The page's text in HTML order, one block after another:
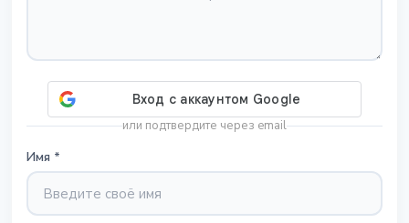
или подтвердите через email
Имя *